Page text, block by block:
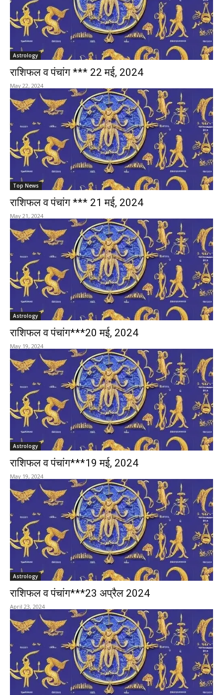
Astrology
राशिफल व पंचांग *** 22 मई, 2024
May 22, 2024
Top News
राशिफल व पंचांग *** 21 मई, 2024
May 21, 2024
Astrology
राशिफल व पंचांग***20 मई, 2024
May 19, 2024
Astrology
राशिफल व पंचांग***19 मई, 2024
May 19, 2024
Astrology
राशिफल व पंचांग***23 अप्रैल 2024
April 23, 2024